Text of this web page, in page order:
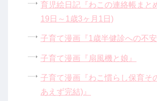
育児絵日記『わこの連絡帳まと
19日～1歳3ヶ月1日)
子育て漫画『1歳半健診への不安
子育て漫画『扇風機と娘』
子育て漫画『わこ慣らし保育
あえず完結)』